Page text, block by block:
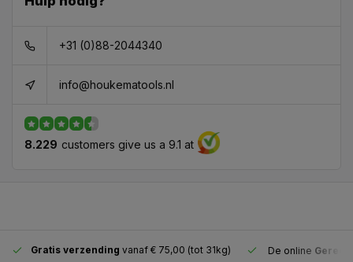
+31 (0)88-2044340
info@houkematools.nl
8.229 customers give us a 9.1 at
Gratis verzending vanaf € 75,00 (tot 31kg) De online